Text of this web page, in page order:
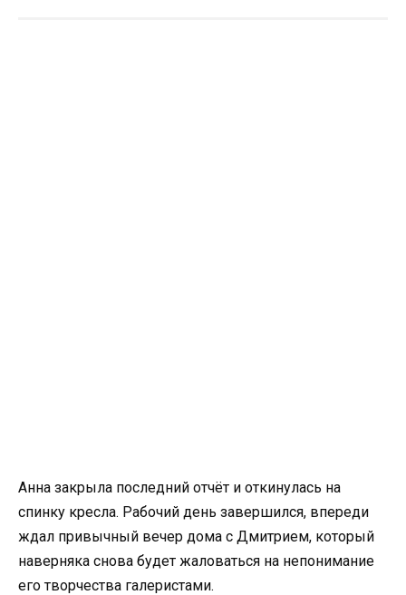
Анна закрыла последний отчёт и откинулась на
спинку кресла. Рабочий день завершился, впереди
ждал привычный вечер дома с Дмитрием, который
наверняка снова будет жаловаться на непонимание
его творчества галеристами.